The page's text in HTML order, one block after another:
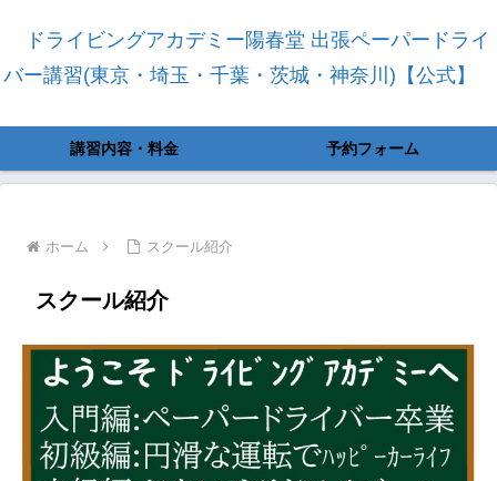
ドライビングアカデミー陽春堂 出張ペーパードライ
バー講習(東京・埼玉・千葉・茨城・神奈川)【公式】
講習内容・料金 予約フォーム
ホーム スクール紹介
スクール紹介